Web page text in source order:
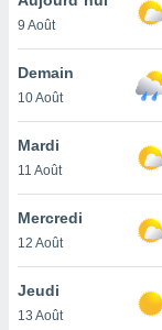
et
»,
au
vous
qu'ils
ou
le
9 Août
Demain
10 Août
Mardi
11 Août
Mercredi
12 Août
Jeudi
13 Août